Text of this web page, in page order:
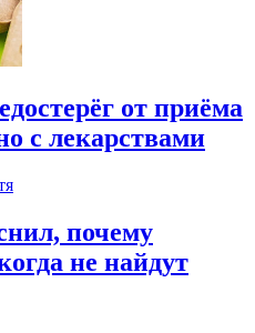
от приёма
с лекарствами
почему
не найдут